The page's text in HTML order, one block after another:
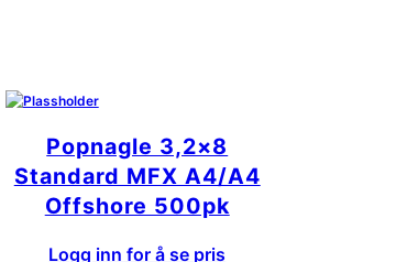
Popnagle 3,2×8
Standard MFX A4/A4
Offshore 500pk
Logg inn for å se pris